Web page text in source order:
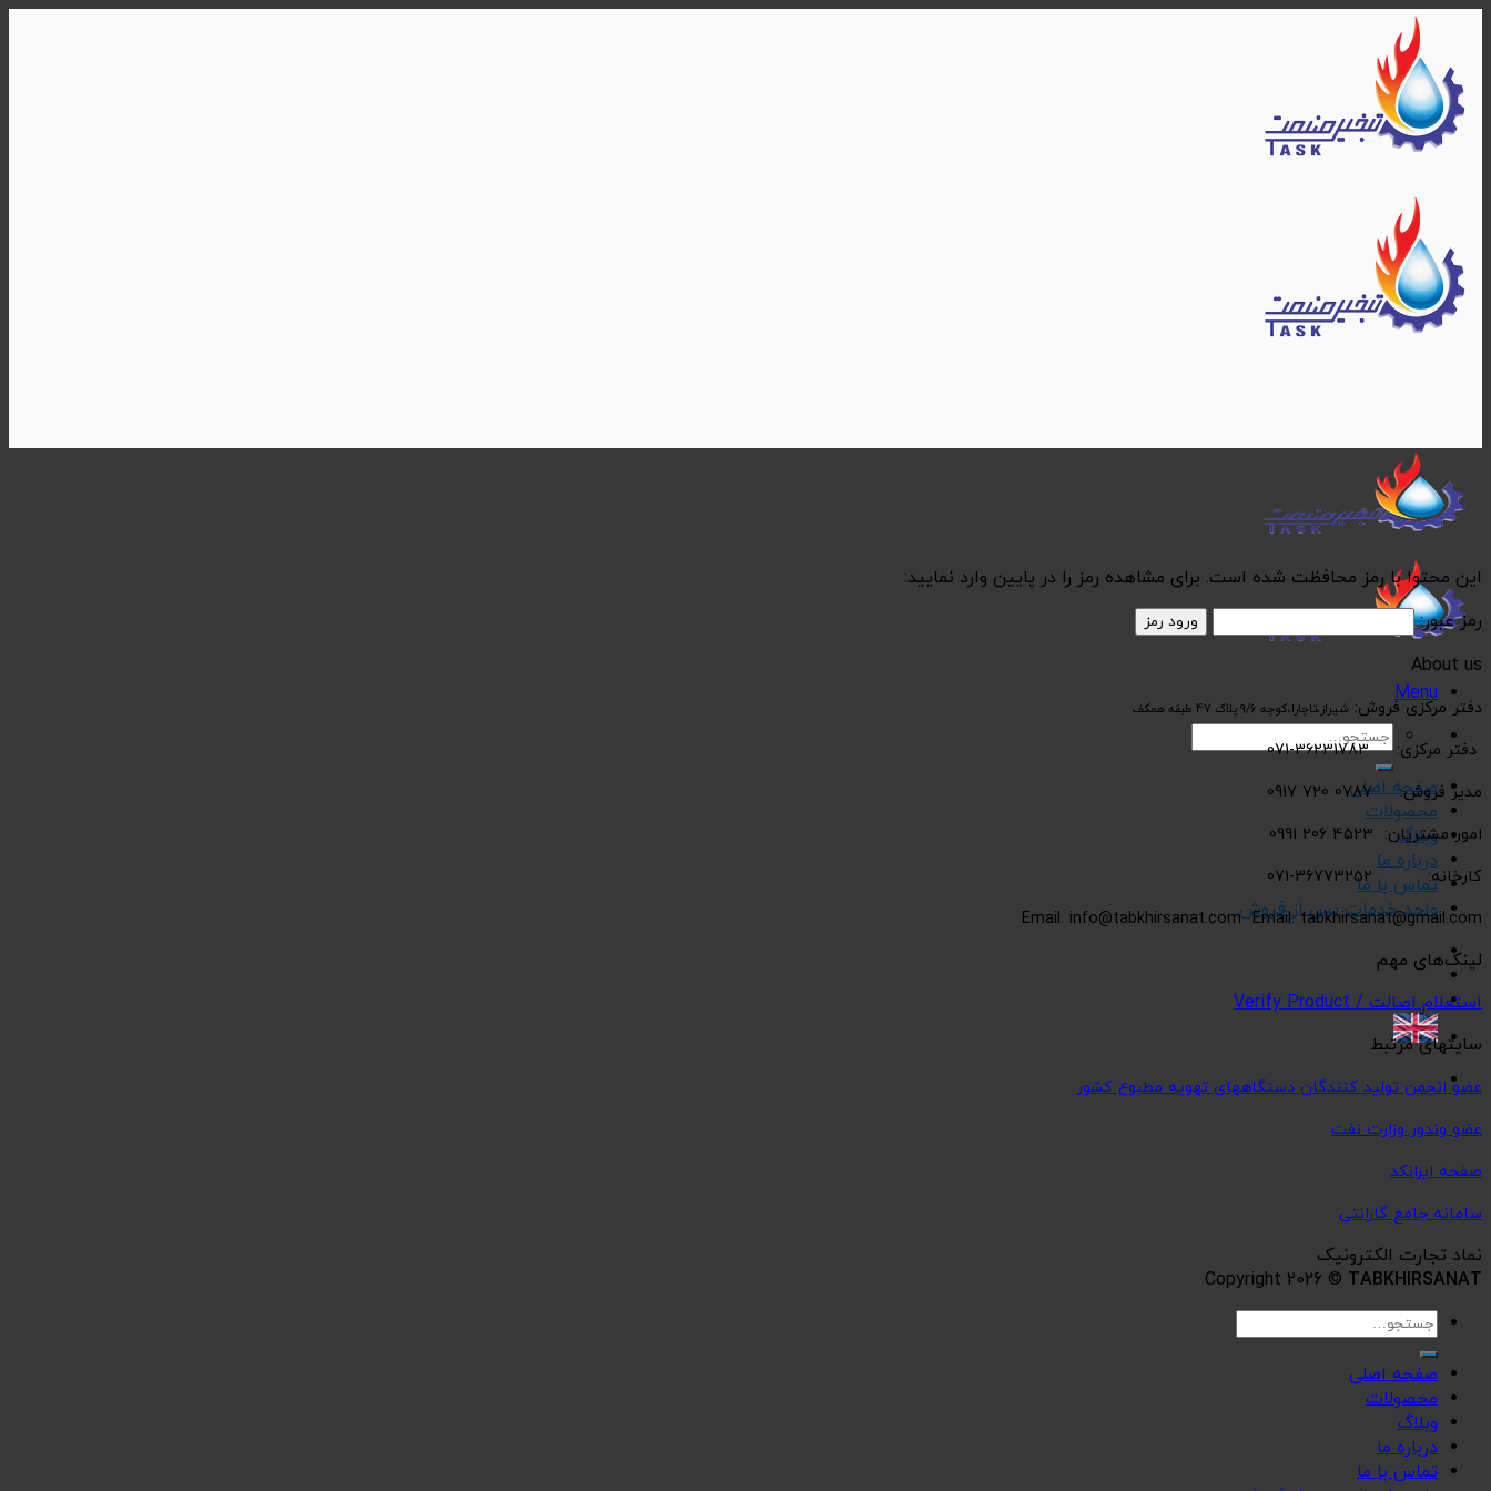
content
Menu
جستجو
برای:
صفحه اصلی
محصولات
وبلاگ
درباره ما
تماس با ما
واحد خدمات پس از فروش
این محتوا با رمز محافظت شده است. برای مشاهده رمز را در پایین وارد نمایید:
رمز عبور:
About us
دفتر مرکزی فروش: شیراز،تاچارا،کوچه 9/6 پلاک 47 طبقه همکف
دفتر مرکزی: 36231783-071
مدیر فروش: 0787 720 0917
امور مشتریان: 4523 206 0991
کارخانه: 36773252-071
Email: info@tabkhirsanat.comEmail: tabkhirsanat@gmail.com
لینک‌های مهم
استعلام اصالت / Verify Product
سایتهای مرتبط
عضو انجمن تولید کنندگان دستگاههای تهویه مطبوع کشور
عضو وندور وزارت نفت
صفحه ایرانکد
سامانه جامع گارانتی
نماد تجارت الکترونیک
Copyright 2026 © TABKHIRSANAT
جستجو
برای:
صفحه اصلی
محصولات
وبلاگ
درباره ما
تماس با ما